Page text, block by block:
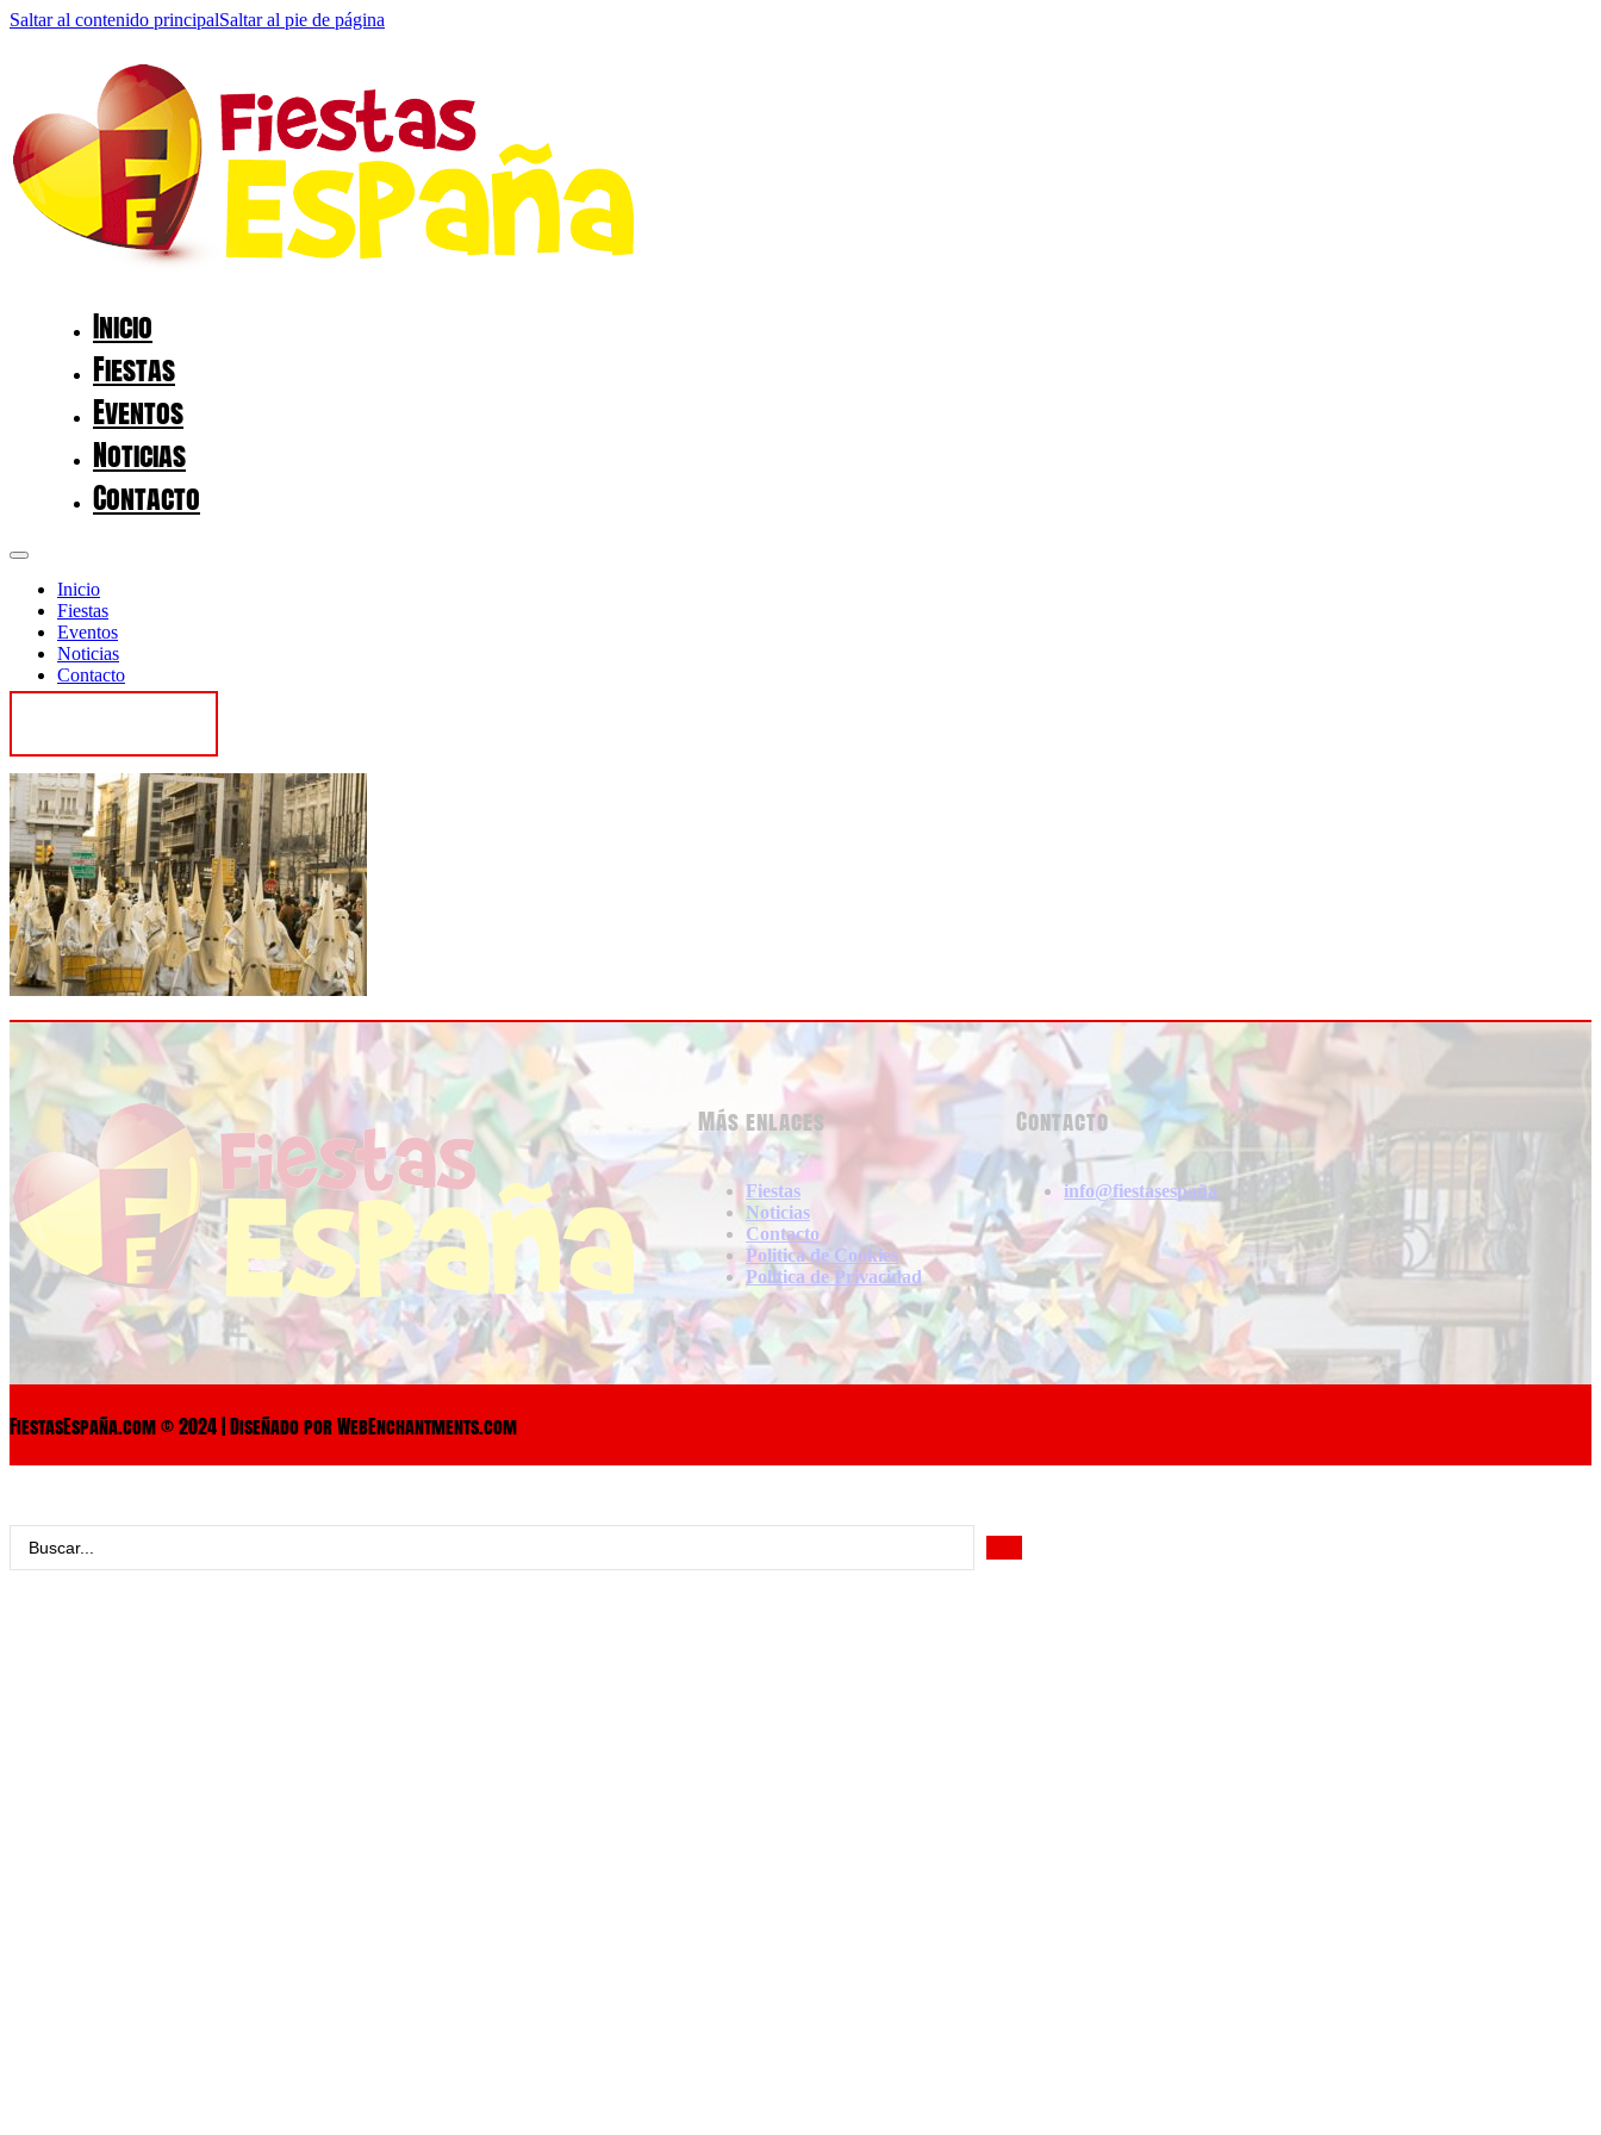
Saltar al contenido principalSaltar al pie de página
Inicio
Fiestas
Eventos
Noticias
Contacto
Inicio
Fiestas
Eventos
Noticias
Contacto
Más enlaces
Fiestas
Noticias
Contacto
Politica de Cookies
Politica de Privacidad
Contacto
info@fiestasespaña
FiestasEspaña.com © 2024 | Diseñado por WebEnchantments.com